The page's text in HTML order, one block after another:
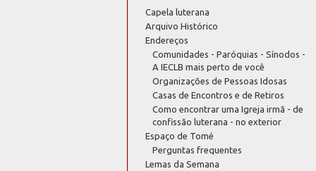
Capela luterana
Arquivo Histórico
Endereços
Comunidades - Paróquias - Sínodos -
A IECLB mais perto de você
Organizações de Pessoas Idosas
Casas de Encontros e de Retiros
Como encontrar uma Igreja irmã - de
confissão luterana - no exterior
Espaço de Tomé
Perguntas frequentes
Lemas da Semana